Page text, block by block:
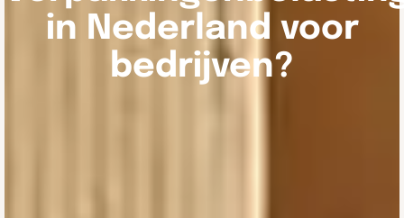
in Nederland voor
bedrijven?